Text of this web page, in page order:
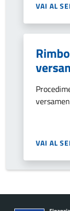
VAI AL
VAI AL